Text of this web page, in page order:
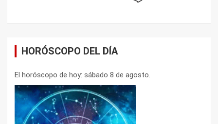
HORÓSCOPO DEL DÍA
El horóscopo de hoy: sábado 8 de agosto.